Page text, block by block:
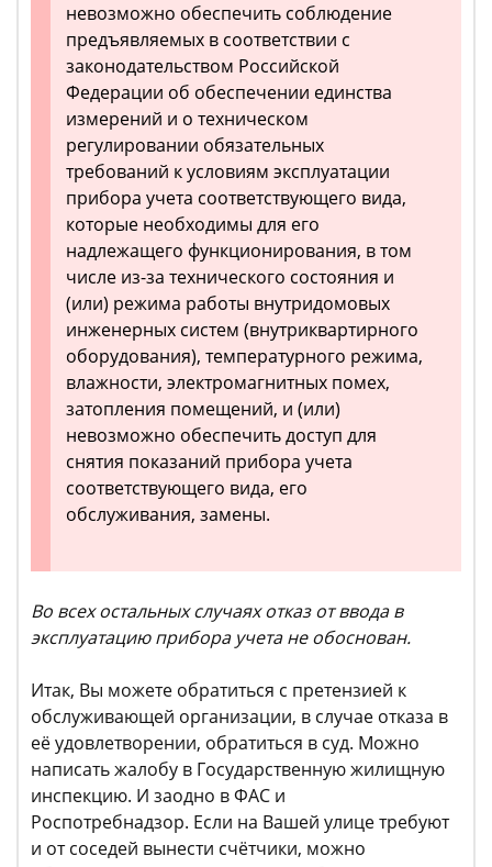
невозможно обеспечить соблюдение
предъявляемых в соответствии с
законодательством Российской
Федерации об обеспечении единства
измерений и о техническом
регулировании обязательных
требований к условиям эксплуатации
прибора учета соответствующего вида,
которые необходимы для его
надлежащего функционирования, в том
числе из-за технического состояния и
(или) режима работы внутридомовых
инженерных систем (внутриквартирного
оборудования), температурного режима,
влажности, электромагнитных помех,
затопления помещений, и (или)
невозможно обеспечить доступ для
снятия показаний прибора учета
соответствующего вида, его
обслуживания, замены.
Во всех остальных случаях отказ от ввода в
эксплуатацию прибора учета не обоснован.
Итак, Вы можете обратиться с претензией к
обслуживающей организации, в случае отказа в
её удовлетворении, обратиться в суд. Можно
написать жалобу в Государственную жилищную
инспекцию. И заодно в ФАС и
Роспотребнадзор. Если на Вашей улице требуют
и от соседей вынести счётчики, можно